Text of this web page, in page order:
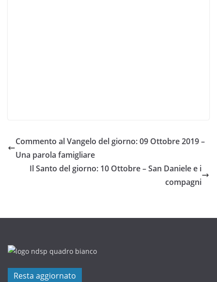
Commento al Vangelo del giorno: 09 Ottobre 2019 –
Una parola famigliare
Il Santo del giorno: 10 Ottobre – San Daniele e i
compagni
Resta aggiornato